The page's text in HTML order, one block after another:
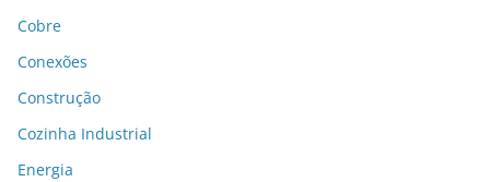
Cobre
Conexões
Construção
Cozinha Industrial
Energia